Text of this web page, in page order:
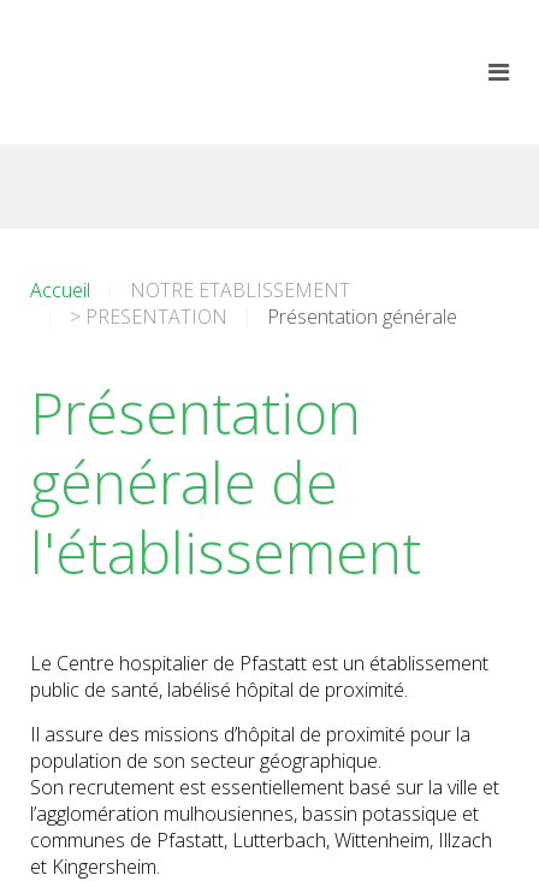
Accueil
NOTRE ETABLISSEMENT
> PRESENTATION
Présentation générale
Présentation
générale de
l'établissement
Le Centre hospitalier de Pfastatt est un établissement
public de santé, labélisé hôpital de proximité.
Il assure des missions d’hôpital de proximité pour la
population de son secteur géographique.
Son recrutement est essentiellement basé sur la ville et
l’agglomération mulhousiennes, bassin potassique et
communes de Pfastatt, Lutterbach, Wittenheim, Illzach
et Kingersheim.